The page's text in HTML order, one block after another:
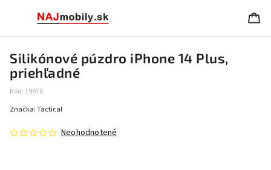
Silikónové púzdro iPhone 14 Plus,
priehľadné
Kód: 19976
Neohodnotené
Značka:Tactical